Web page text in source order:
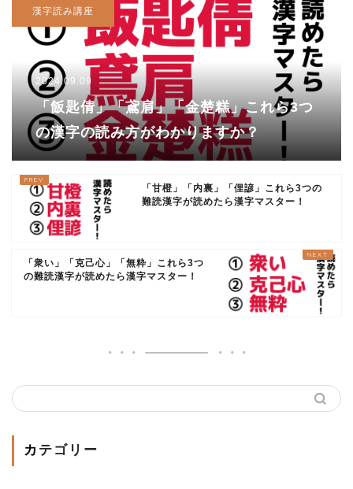
漢字読み講座
2024.09.09
「飯匙倩」「鳶肩」「金楚糕」これら3つ
の漢字の読み方がわかりますか？
「甘橙」「内裏」「俚諺」これら3つの
難読漢字が読めたら漢字マスター！
「衆い」「克己心」「無粋」これら3つ
の難読漢字が読めたら漢字マスター！
カテゴリー